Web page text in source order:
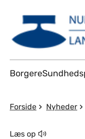
Borgere
Forside Nyheder
Læs op